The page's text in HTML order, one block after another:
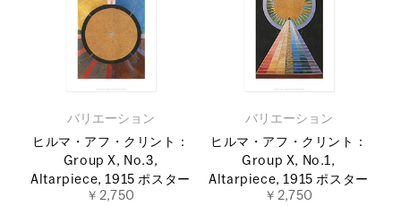
バリエーション
ヒルマ・アフ・クリント：
Group X, No.3,
Altarpiece, 1915 ポスター
￥2,750
バリエーション
ヒルマ・アフ・クリント：
Group X, No.1,
Altarpiece, 1915 ポスター
￥2,750